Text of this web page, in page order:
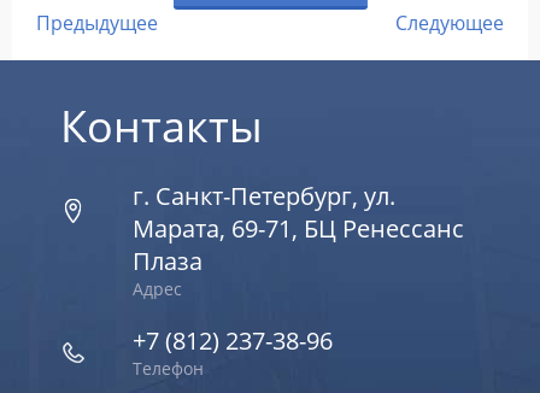
Предыдущее Следующее
Контакты
г. Санкт-Петербург, ул.
Марата, 69-71, БЦ Ренессанс
Плаза
Адрес
+7 (812) 237-38-96
Телефон